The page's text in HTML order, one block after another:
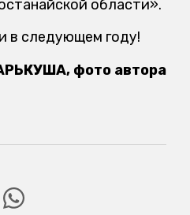
области».
в следующем году!
фото автора